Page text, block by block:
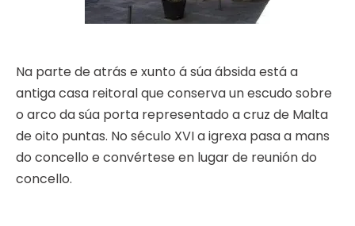
Na parte de atrás e xunto á súa ábsida está a
antiga casa reitoral que conserva un escudo sobre
o arco da súa porta representado a cruz de Malta
de oito puntas. No século XVI a igrexa pasa a mans
do concello e convértese en lugar de reunión do
concello.